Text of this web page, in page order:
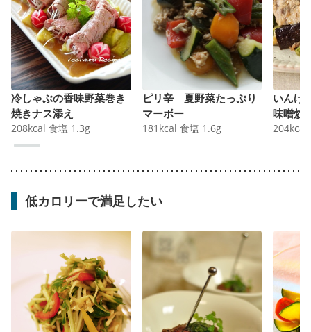
冷しゃぶの香味野菜巻き
焼きナス添え
208kcal 食塩 1.3g
ピリ辛 夏野菜たっぷり
マーボー
181 kcal 食塩 1.6g
いんげ
味噌炒
204kcal
低カロリーで満足したい